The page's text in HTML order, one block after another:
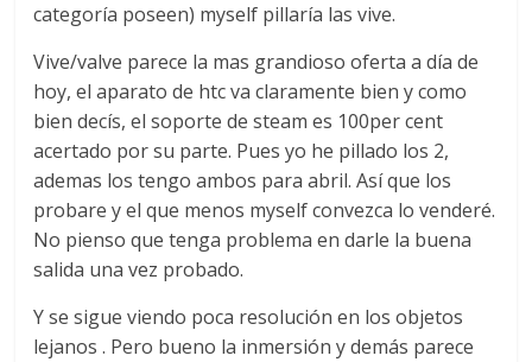
categoría poseen) myself pillaría las vive.
Vive/valve parece la mas grandioso oferta a día de
hoy, el aparato de htc va claramente bien y como
bien decís, el soporte de steam es 100per cent
acertado por su parte. Pues yo he pillado los 2,
ademas los tengo ambos para abril. Así que los
probare y el que menos myself convezca lo venderé.
No pienso que tenga problema en darle la buena
salida una vez probado.
Y se sigue viendo poca resolución en los objetos
lejanos . Pero bueno la inmersión y demás parece